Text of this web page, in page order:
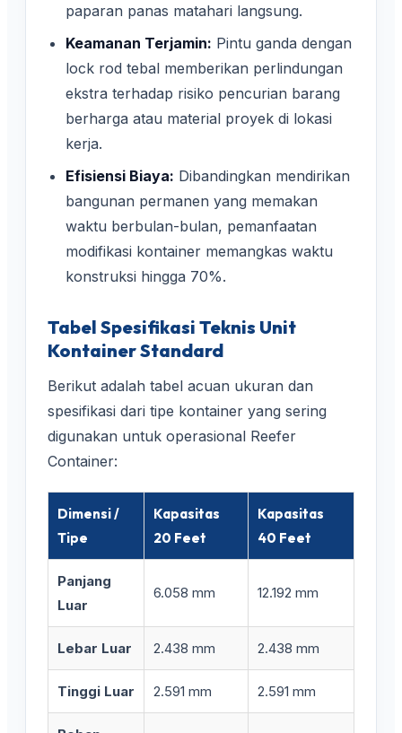
paparan panas matahari langsung.
Keamanan Terjamin: Pintu ganda dengan
lock rod tebal memberikan perlindungan
ekstra terhadap risiko pencurian barang
berharga atau material proyek di lokasi
kerja.
Efisiensi Biaya: Dibandingkan mendirikan
bangunan permanen yang memakan
waktu berbulan-bulan, pemanfaatan
modifikasi kontainer memangkas waktu
konstruksi hingga 70%.
Tabel Spesifikasi Teknis Unit
Kontainer Standard
Berikut adalah tabel acuan ukuran dan
spesifikasi dari tipe kontainer yang sering
digunakan untuk operasional Reefer
Container:
Dimensi /
Tipe
Kapasitas
20 Feet
Kapasitas
40 Feet
Panjang
Luar
6.058 mm 12.192 mm
Lebar Luar 2.438 mm 2.438 mm
Tinggi Luar 2.591 mm 2.591 mm